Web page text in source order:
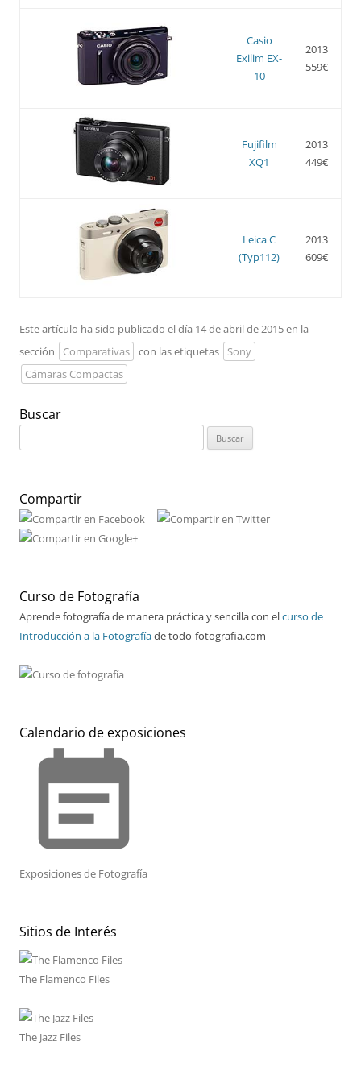
Casio
Exilim EX-
10
2013
559€
Fujifilm
XQ1
2013
449€
Leica C
(Typ112)
2013
609€
Este artículo ha sido publicado el día 14 de abril de 2015 en la
sección
Comparativas con las etiquetas
Sony
Cámaras Compactas
Buscar
Compartir
Curso de Fotografía
Aprende fotografía de manera práctica y sencilla con elcurso de
Introducción a la Fotografíade todo-fotografia.com
Calendario de exposiciones
event_note
Exposiciones de Fotografía
Sitios de Interés
The Flamenco Files
The Jazz Files